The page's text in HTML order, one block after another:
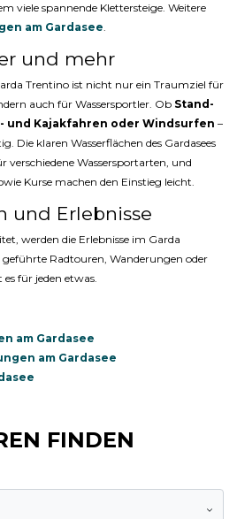
viele spannende Klettersteige. Weitere
am Gardasee.
und mehr
Trentino ist nicht nur ein Traumziel für
auch für Wassersportler. Ob Stand-
und Kajakfahren oder Windsurfen –
Die klaren Wasserflächen des Gardasees
verschiedene Wassersportarten, und
Kurse machen den Einstieg leicht.
und Erlebnisse
werden die Erlebnisse im Garda
Radtouren, Wanderungen oder
es für jeden etwas.
am Gardasee
am Gardasee
FINDEN